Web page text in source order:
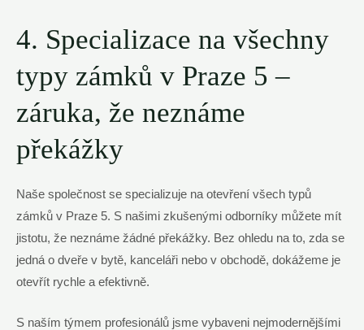
4. Specializace na všechny
typy zámků v Praze 5 –
záruka, že neznáme
překážky
Naše společnost se specializuje na otevření všech typů
zámků v Praze 5. S našimi zkušenými odborníky můžete mít
jistotu, že neznáme žádné překážky. Bez ohledu na to, zda se
jedná o dveře v bytě, kanceláři nebo v obchodě, dokážeme je
otevřít rychle a efektivně.
S naším týmem profesionálů jsme vybaveni nejmodernějšími